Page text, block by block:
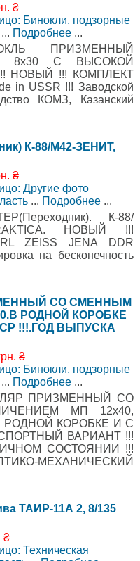
₴
Бинокли, подзорные
... Подробнее ...
ПРИЗМЕННЫЙ
8х30 С ВЫСОКОЙ
НОВЫЙ !!! КОМПЛЕКТ
in USSR !!! Заводской
КОМЗ, Казанский
К-88/М42-ЗЕНИТ,
₴
Другие фото
... Подробнее ...
К-88/
НОВЫЙ !!!
ZEISS JENA DDR
на бесконечность
СО СМЕННЫМ
РОДНОЙ КОРОБКЕ
!!!.ГОД ВЫПУСКА
₴
Бинокли, подзорные
... Подробнее ...
ПРИЗМЕННЫЙ СО
МП 12х40,
РОДНОЙ КОРОБКЕ И С
ВАРИАНТ !!!
СОСТОЯНИИ !!!
МЕХАНИЧЕСКИЙ
ТАИР-11А 2, 8/135
₴
Техническая